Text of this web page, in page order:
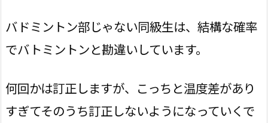
バドミントン部じゃない同級生は、結構な確率
でバトミントンと勘違いしています。
何回かは訂正しますが、こっちと温度差があり
すぎてそのうち訂正しないようになっていくで